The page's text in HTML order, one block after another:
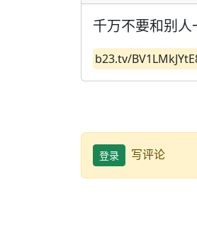
千万不要和别
b23.tv/
登录 写评论